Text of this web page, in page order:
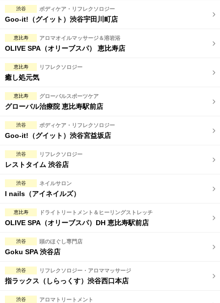
渋谷 ボディケア・リフレクソロジー
Goo-it!（グイット）渋谷宇田川町店
恵比寿 アロマオイルマッサージ＆溶岩浴
OLIVE SPA（オリーブスパ） 恵比寿店
恵比寿 リフレクソロジー
癒し処元気
恵比寿 グローバルスポーツケア
グローバル治療院 恵比寿駅前店
渋谷 ボディケア・リフレクソロジー
Goo-it!（グイット）渋谷宮益坂店
渋谷 リフレクソロジー
レストタイム 渋谷店
渋谷 ネイルサロン
I nails（アイネイルズ）
恵比寿 ドライトリートメント＆ヒーリングストレッチ
OLIVE SPA（オリーブスパ）DH 恵比寿駅前店
渋谷 頭のほぐし専門店
Goku SPA 渋谷店
渋谷 リフレクソロジー・アロママッサージ
指ラックス（しらっくす）渋谷西口本店
渋谷 アロマトリートメント